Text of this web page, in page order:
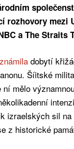
rozhovory mezi
a The Straits
dobytí
Šíitské
ní mělo
izraelských sil
z historické